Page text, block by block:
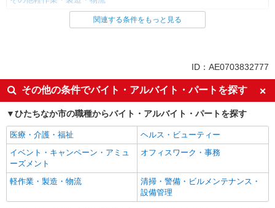
同じ雇用形態から勝田駅の求人を探す
未経験歓迎
土日祝休み
上場企業・上場企業のグループ会
社
車通勤OK
社会保険あり
同じ職種から求人を探す
軽作業・製造・物流
関連する条件をもっと見る
ID：AE0703832777
その他の条件でバイト・アルバイト・パートを探す
ひたちなか市の職種からバイト・アルバイト・パートを探す
医療・介護・福祉
ヘルス・ビューティー
イベント・キャンペーン・アミュ
ーズメント
オフィスワーク・事務
軽作業・製造・物流
清掃・警備・ビルメンテナンス・
設備管理